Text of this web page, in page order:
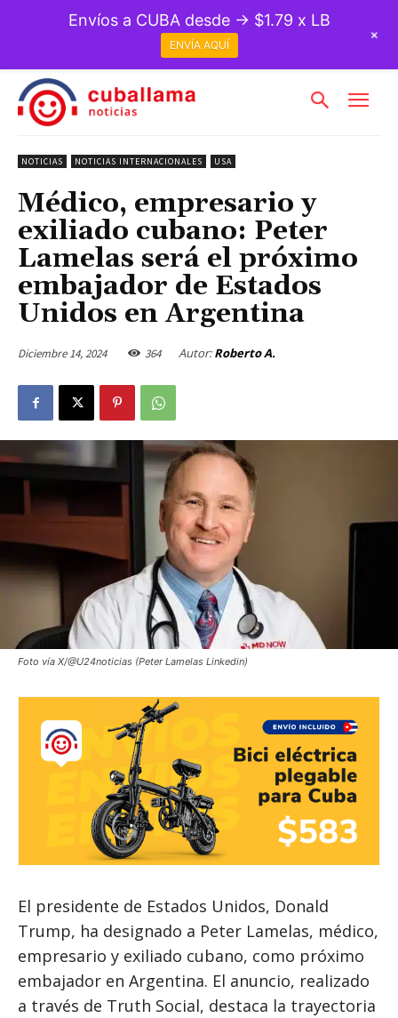
NOTICIAS NOTICIAS INTERNACIONALES USA
Médico, empresario y
exiliado cubano: Peter
Lamelas será el próximo
embajador de Estados
Unidos en Argentina
Diciembre 14, 2024 364 Autor: Roberto A.
Foto vía X/@U24noticias (Peter Lamelas Linkedin)
El presidente de Estados Unidos, Donald
Trump, ha designado a Peter Lamelas, médico,
empresario y exiliado cubano, como próximo
embajador en Argentina. El anuncio, realizado
a través de Truth Social, destaca la trayectoria
Envíos a CUBA desde → $1.79 x LB
ENVÍA AQUÍ
+